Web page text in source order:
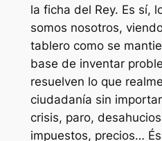
la ficha del Rey. Es sí,
somos nosotros,
tablero como se
base de inventar
resuelven lo que
ciudadanía sin
crisis, paro,
impuestos, precios…